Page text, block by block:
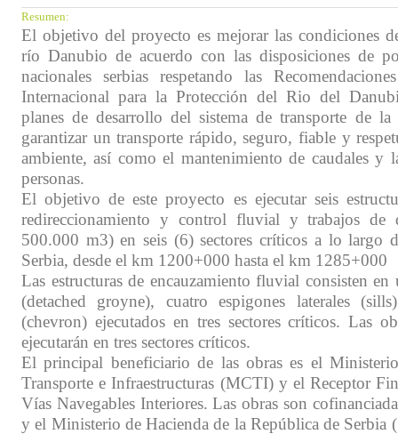
Resumen:
El objetivo del proyecto es mejorar las condiciones
río Danubio de acuerdo con las disposiciones de
nacionales serbias respetando las
Internacional para la Protección del Rio del
planes de desarrollo del sistema de transporte de
garantizar un transporte rápido, seguro, fiable y
ambiente, así como el mantenimiento de caudales y
personas.
El objetivo de este proyecto es ejecutar seis
redireccionamiento y control fluvial y trabajos de
500.000 m3) en seis (6) sectores críticos a lo largo
Serbia, desde el km 1200+000 hasta el km 1285+000
Las estructuras de encauzamiento fluvial consisten
(detached groyne), cuatro espigones laterales
(chevron) ejecutados en tres sectores críticos. Las
ejecutarán en tres sectores críticos.
El principal beneficiario de las obras es el
Transporte e Infraestructuras (MCTI) y el Receptor
Vías Navegables Interiores. Las obras son
y el Ministerio de Hacienda de la República de Serbia